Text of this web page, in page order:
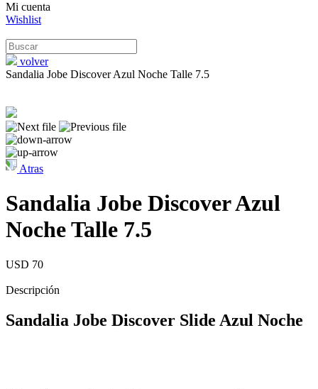
Mi cuenta
Wishlist
volver
Sandalia Jobe Discover Azul Noche Talle 7.5
Atras
Sandalia Jobe Discover Azul
Noche Talle 7.5
USD 70
Descripción
Sandalia Jobe Discover Slide Azul Noche